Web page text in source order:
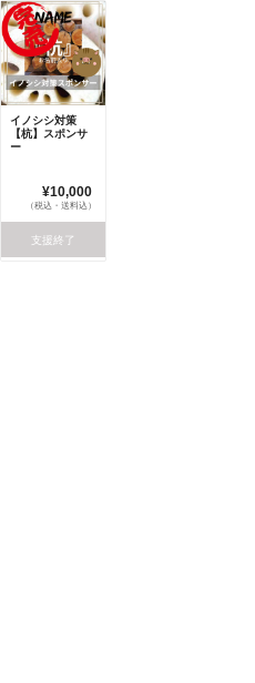
イノシシ対策
【杭】スポンサ
ー
¥10,000
（税込・送料込）
支援終了